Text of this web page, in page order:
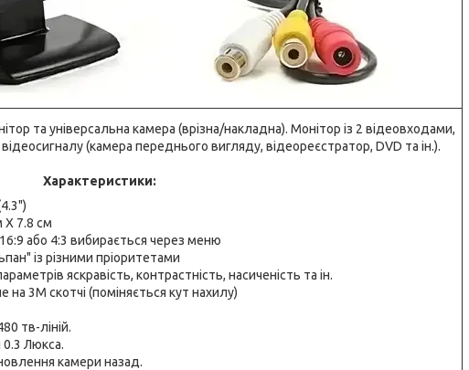
та універсальна камера (врізна/накладна). Монітор із 2 відеовходами,
(камера переднього вигляду, відеореєстратор, DVD та ін.).
Характеристики:
Х 7.8 см
або 4:3 вибирається через меню
із різними пріоритетами
яскравість, контрастність, насиченість та ін.
на 3M скотчі (поміняється кут нахилу)
тв-ліній.
0.3 Люкса.
камери назад.